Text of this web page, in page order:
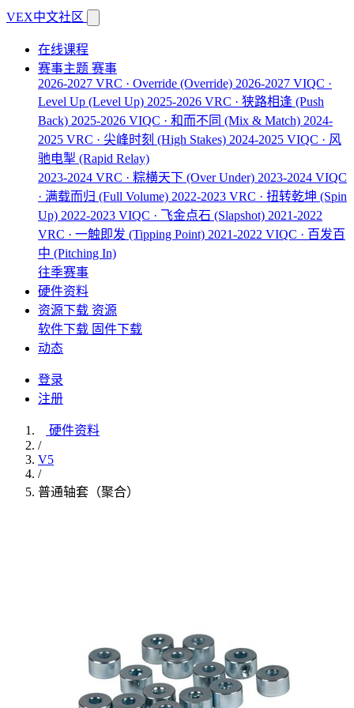
VEX中文社区
在线课程
赛事主题 赛事
2026-2027 VRC · Override (Override) 2026-2027 VIQC ·
Level Up (Level Up) 2025-2026 VRC · 狭路相逢 (Push
Back) 2025-2026 VIQC · 和而不同 (Mix & Match) 2024-
2025 VRC · 尖峰时刻 (High Stakes) 2024-2025 VIQC · 风
驰电掣 (Rapid Relay)
2023-2024 VRC · 粽横天下 (Over Under) 2023-2024 VIQC
· 满载而归 (Full Volume) 2022-2023 VRC · 扭转乾坤 (Spin
Up) 2022-2023 VIQC · 飞金点石 (Slapshot) 2021-2022
VRC · 一触即发 (Tipping Point) 2021-2022 VIQC · 百发百
中 (Pitching In)
往季赛事
硬件资料
资源下载 资源
软件下载 固件下载
动态
登录
注册
硬件资料
/
V5
/
普通轴套（聚合）